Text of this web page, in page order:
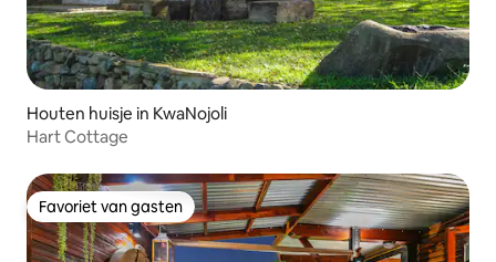
Houten huisje in KwaNojoli
Hart Cottage
Favoriet van gasten
Favoriet van gasten